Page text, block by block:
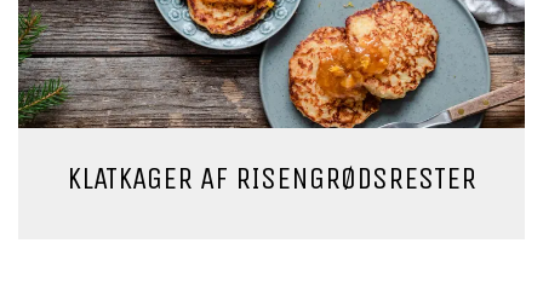
KLATKAGER AF RISENGRØDSRESTER